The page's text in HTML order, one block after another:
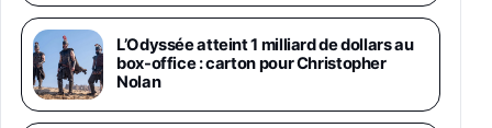
Galaxy S26 Ultra 256 Go Violet
892€1199€Fnac (Vendeur Tiers)
Philips SHK2000BL - Casque Enfant - Bleu &
L’Odyssée atteint 1 milliard de dollars au
box-office : carton pour Christopher
Nolan